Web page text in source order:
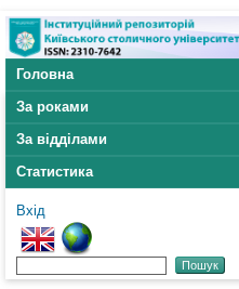
Головна
За роками
За відділами
Статистика
Вхід